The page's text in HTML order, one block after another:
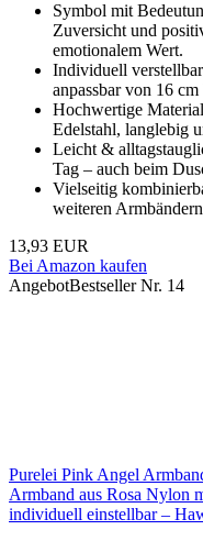
Symbol mit
Zuversicht und
emotionalem Wert.
Individuell
anpassbar von 16
Hochwertige
Edelstahl, langlebig
Leicht &
Tag – auch beim
Vielseitig
weiteren
13,93 EUR
Bei Amazon kaufen
AngebotBestseller Nr. 14
Purelei Pink Angel
Armband aus Rosa Nylon
individuell einstellbar –